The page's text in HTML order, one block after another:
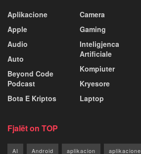
Aplikacione
Apple
Audio
Auto
Beyond Code
Podcast
Bota E Kriptos
Camera
Gaming
Inteligjenca
Artificiale
Kompiuter
Kryesore
Laptop
Fjalët on TOP
AI Android aplikacion aplikacione